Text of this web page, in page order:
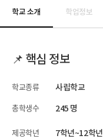
학교 소개 학업정보
📌 핵심 정보
학교종류 사립학교
총학생수 245 명
제공학년 7학년~12학년